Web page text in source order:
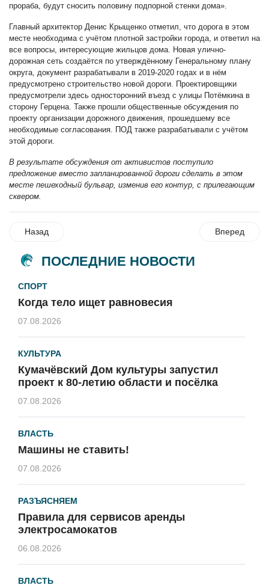
прораба, будут сносить половину подпорной стенки дома».
Главный архитектор Денис Крыщенко отметил, что дорога в этом
месте необходима с учётом плотной застройки города, и ответил на
все вопросы, интересующие жильцов дома. Новая улично-
дорожная сеть создаётся по утверждённому Генеральному плану
округа, документ разрабатывали в 2019-2020 годах и в нём
предусмотрено строительство новой дороги. Проектировщики
предусмотрели здесь односторонний въезд с улицы Потёмкина в
сторону Герцена. Также прошли общественные обсуждения по
проекту организации дорожного движения, прошедшему все
необходимые согласования. ПОД также разрабатывали с учётом
этой дороги.
В результате обсуждения от активистов поступило
предложение вместо запланированной дороги сделать в этом
месте пешеходный бульвар, изменив его контур, с прилегающим
сквером.
Назад Вперед
ПОСЛЕДНИЕ НОВОСТИ
СПОРТ
Когда тело ищет равновесия
07.08.2026
КУЛЬТУРА
Кумачёвский Дом культуры запустил
проект к 80-летию области и посёлка
07.08.2026
ВЛАСТЬ
Машины не ставить!
07.08.2026
РАЗЪЯСНЯЕМ
Правила для сервисов аренды
электросамокатов
06.08.2026
ВЛАСТЬ